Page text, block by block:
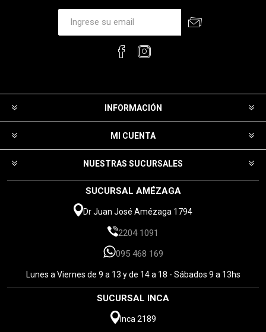
INFORMACIÓN
MI CUENTA
NUESTRAS SUCURSALES
SUCURSAL AMÉZAGA
Dr Juan José Amézaga 1794
2204 1091
095 468 169
Lunes a Viernes de 9 a 13 y de 14 a 18 - Sábados 9 a 13hs
SUCURSAL INCA
Inca 2189